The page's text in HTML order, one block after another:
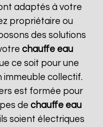
adaptés à votre
propriétaire ou
des solutions
chauffe eau
ce soit pour une
immeuble collectif.
est formée pour
dechauffe eau
soient électriques